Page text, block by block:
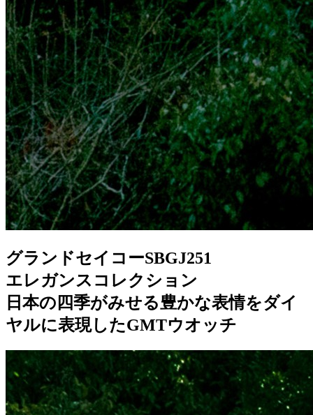
グランドセイコーSBGJ251
エレガンスコレクション
日本の四季がみせる豊かな表情をダイ
ヤルに表現したGMTウオッチ